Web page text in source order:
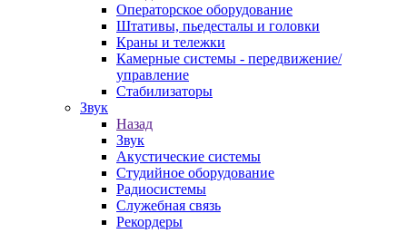
Операторское оборудование
Штативы, пьедесталы и головки
Краны и тележки
Камерные системы - передвижение/
управление
Стабилизаторы
Звук
Назад
Звук
Акустические системы
Студийное оборудование
Радиосистемы
Служебная связь
Рекордеры